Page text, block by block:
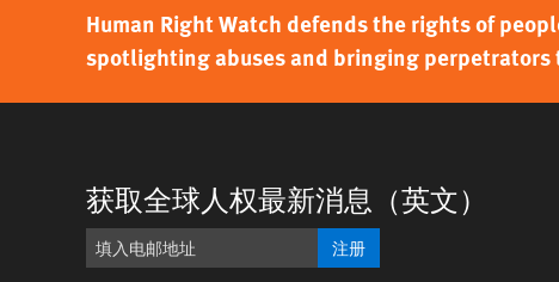
Human Right Watch defends the rights of
spotlighting abuses and bringing perpetrators
获取全球人权最新消息（英文）
注册